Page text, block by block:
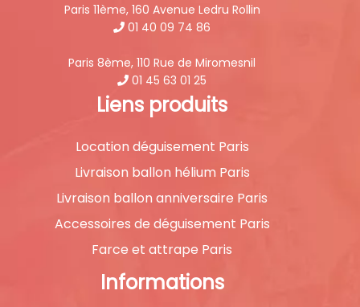
Paris 11ème, 160 Avenue Ledru Rollin
01 40 09 74 86
Paris 8ème, 110 Rue de Miromesnil
01 45 63 01 25
Liens produits
Location déguisement Paris
Livraison ballon hélium Paris
Livraison ballon anniversaire Paris
Accessoires de déguisement Paris
Farce et attrape Paris
Informations